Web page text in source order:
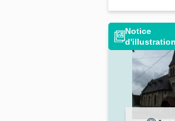
Notice
d'illustration